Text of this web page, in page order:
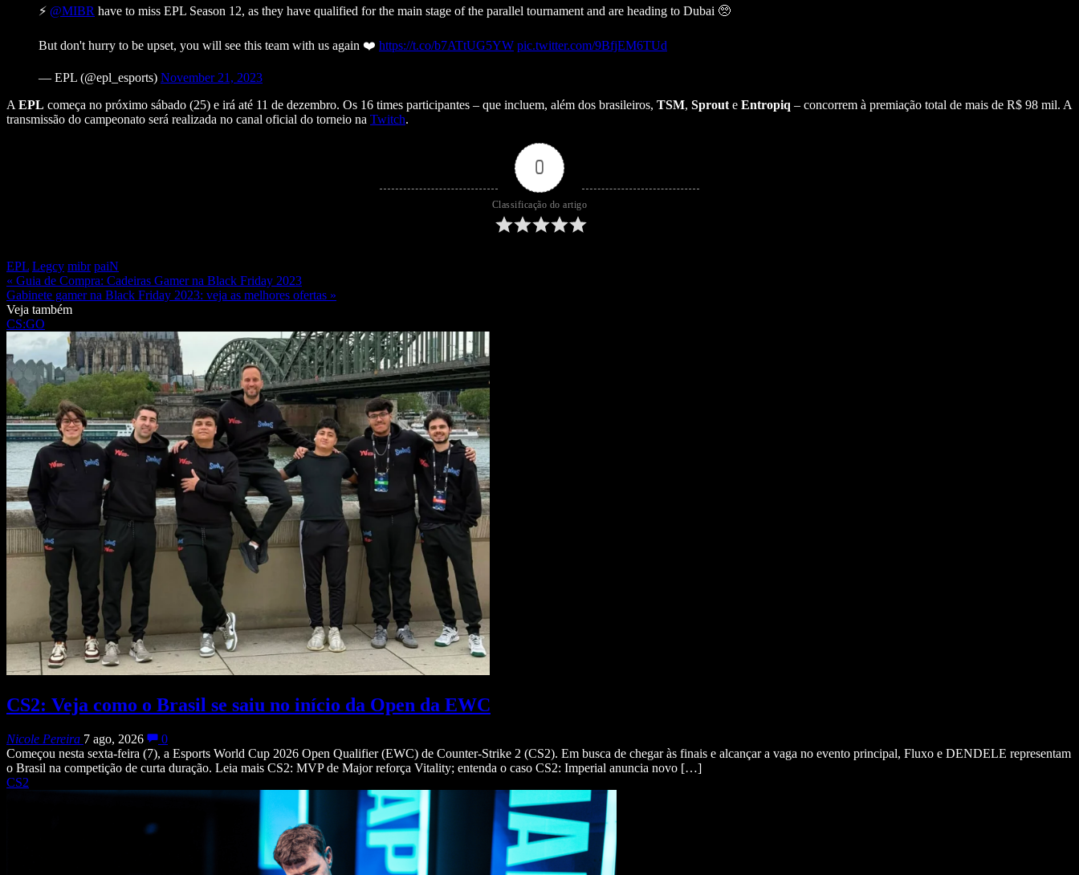
⚡️ @MIBR have to miss EPL Season 12, as they have qualified for the main stage of the parallel tournament and are heading to Dubai 🥺
But don't hurry to be upset, you will see this team with us again ❤️ https://t.co/b7ATtUG5YW pic.twitter.com/9BfjEM6TUd
— EPL (@epl_esports) November 21, 2023
A EPL começa no próximo sábado (25) e irá até 11 de dezembro. Os 16 times participantes – que incluem, além dos brasileiros, TSM, Sprout e Entropiq – concorrem à premiação total de mais de R$ 98 mil. A
transmissão do campeonato será realizada no canal oficial do torneio na Twitch.
0
Classificação do artigo
EPL Legcy mibr paiN
« Guia de Compra: Cadeiras Gamer na Black Friday 2023
Gabinete gamer na Black Friday 2023: veja as melhores ofertas »
Veja também
CS:GO
CS2: Veja como o Brasil se saiu no início da Open da EWC
Nicole Pereira 7 ago, 2026
0
Começou nesta sexta-feira (7), a Esports World Cup 2026 Open Qualifier (EWC) de Counter-Strike 2 (CS2). Em busca de chegar às finais e alcançar a vaga no evento principal, Fluxo e DENDELE representam
o Brasil na competição de curta duração. Leia mais CS2: MVP de Major reforça Vitality; entenda o caso CS2: Imperial anuncia novo […]
CS2